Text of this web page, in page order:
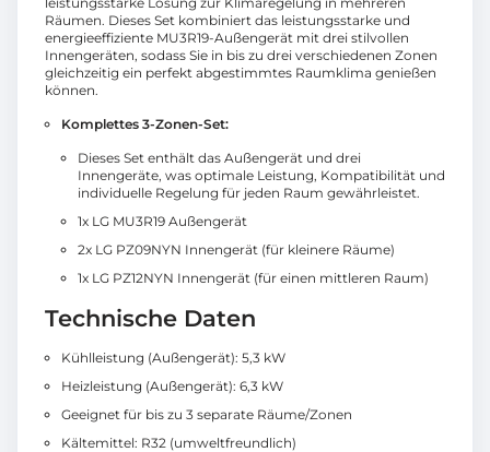
Räumen. Dieses Set kombiniert das leistungsstarke und
energieeffiziente MU3R19-Außengerät mit drei stilvollen
Innengeräten, sodass Sie in bis zu drei verschiedenen Zonen
gleichzeitig ein perfekt abgestimmtes Raumklima genießen
können.
Komplettes 3-Zonen-Set:
Dieses Set enthält das Außengerät und drei
Innengeräte, was optimale Leistung, Kompatibilität und
individuelle Regelung für jeden Raum gewährleistet.
1x LG MU3R19 Außengerät
2x LG PZ09NYN Innengerät (für kleinere Räume)
1x LG PZ12NYN Innengerät (für einen mittleren Raum)
Technische Daten
Kühlleistung (Außengerät): 5,3 kW
Heizleistung (Außengerät): 6,3 kW
Geeignet für bis zu 3 separate Räume/Zonen
Kältemittel: R32 (umweltfreundlich)